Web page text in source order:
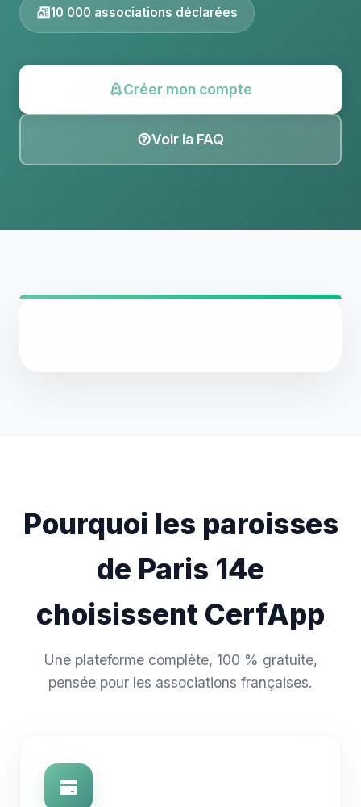
10 000 associations déclarées
Créer mon compte
Voir la FAQ
Pourquoi les paroisses
de Paris 14e
choisissent CerfApp
Une plateforme complète, 100 % gratuite,
pensée pour les associations françaises.